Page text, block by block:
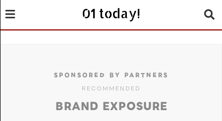
01 today!
SPONSORED BY PARTNERS
RECOMMENDED
BRAND EXPOSURE